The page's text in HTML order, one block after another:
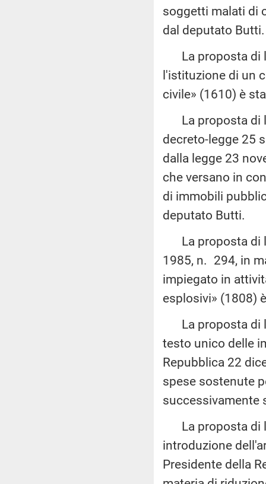
soggetti malati di
dal deputato Butti.
La proposta di
l'istituzione di un
civile» (1610) è
La proposta di
decreto-legge 25
dalla legge 23
che versano in
di immobili
deputato Butti.
La proposta di
1985, n. 294, in
impiegato in
esplosivi» (1808)
La proposta di
testo unico delle
Repubblica 22
spese sostenute
successivamente
La proposta di
introduzione
Presidente della